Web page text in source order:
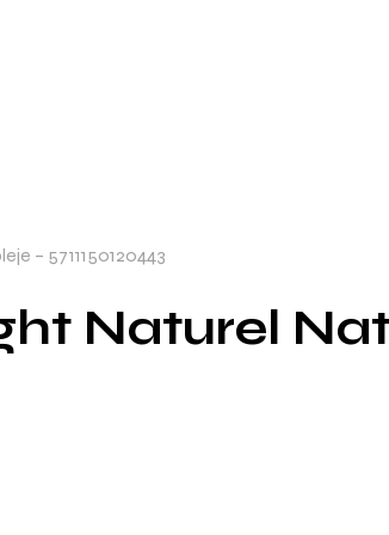
– 5711150120443
Naturel